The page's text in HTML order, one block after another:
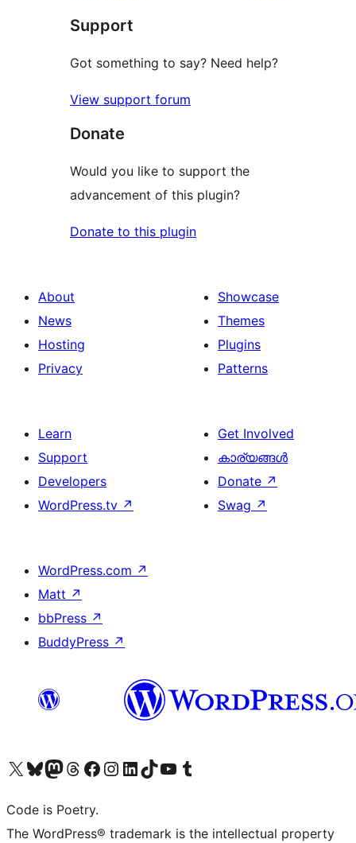
Support
Got something to say? Need help?
View support forum
Donate
Would you like to support the
advancement of this plugin?
Donate to this plugin
About
News
Hosting
Privacy
Showcase
Themes
Plugins
Patterns
Learn
Support
Developers
WordPress.tv ↗
Get Involved
കാര്യങ്ങള്‍
Donate ↗
Swag ↗
WordPress.com ↗
Matt ↗
bbPress ↗
BuddyPress ↗
Visit our X (formerly Twitter) account
ഞങ്ങളുടെ ബ്ലൂസ്കൈ അക്കൗണ്ട് സന്ദർശിക്കുക
Visit our Mastodon account
ഞങ്ങളുടെ ത്രെഡ്സ് അക്കൗണ്ട് സന്ദർശിക്കുക
Visit our Facebook page
Visit our Instagram account
Visit our LinkedIn account
ഞങ്ങളുടെ ടിക് ടോക് അക്കൗണ്ട് സന്ദർശിക്കുക
Visit our YouTube channel
ഞങ്ങളുടെ ടംബ്ലർ അക്കൗണ്ട് സന്ദർശിക്കുക
Code is Poetry.
The WordPress® trademark is the intellectual property